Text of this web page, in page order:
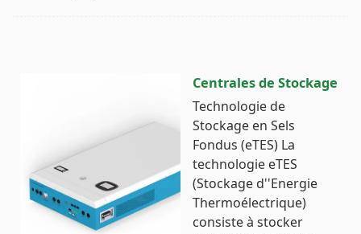
Centrales de Stockage
Technologie de
Stockage en Sels
Fondus (eTES) La
technologie eTES
(Stockage d''Energie
Thermoélectrique)
consiste à stocker